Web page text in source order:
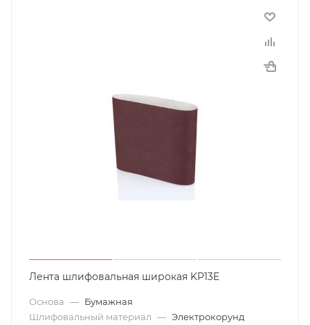
Лента шлифовальная широкая KP13E
Основа — Бумажная
Шлифовальный материал — Электрокорунд